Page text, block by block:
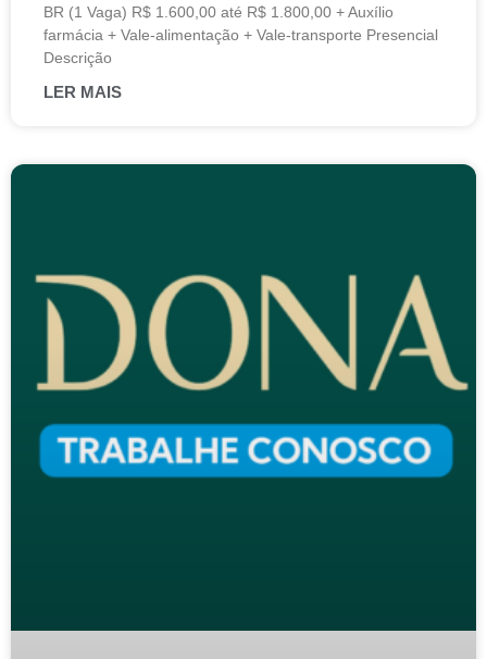
BR (1 Vaga) R$ 1.600,00 até R$ 1.800,00 + Auxílio
farmácia + Vale-alimentação + Vale-transporte Presencial
Descrição
LER MAIS